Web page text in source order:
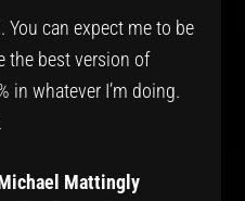
You can expect me to be
the best version of
in whatever I’m doing.
Mattingly